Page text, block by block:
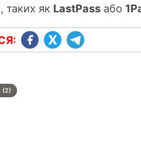
як LastPass або
(2)